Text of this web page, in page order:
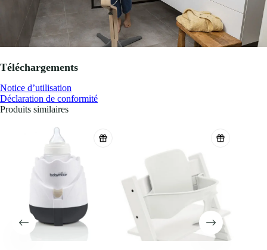
Téléchargements
Notice d’utilisation
Déclaration de conformité
Produits similaires